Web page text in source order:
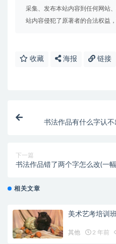
采集、发布本站内容到任何网站
站内容侵犯了原著者的合法权益
收藏 海报 链接
书法作品有什么字认
下一篇
书法作品错了两个字怎么改(一
相关文章
美术艺考培训
其他 2 年前